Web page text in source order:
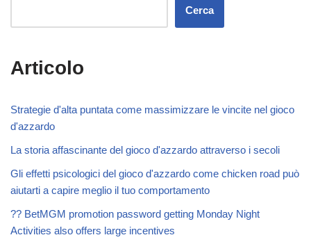
Cerca
Articolo
Strategie d'alta puntata come massimizzare le vincite nel gioco
d'azzardo
La storia affascinante del gioco d'azzardo attraverso i secoli
Gli effetti psicologici del gioco d'azzardo come chicken road può
aiutarti a capire meglio il tuo comportamento
?? BetMGM promotion password getting Monday Night
Activities also offers large incentives